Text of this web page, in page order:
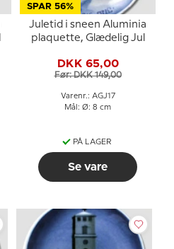
SPAR 56%
Juletid i sneen Aluminia
plaquette, Glædelig Jul
DKK 65,00
Før: DKK 149,00
Varenr.: AGJ17
Mål: Ø: 8 cm
PÅ LAGER
Se vare